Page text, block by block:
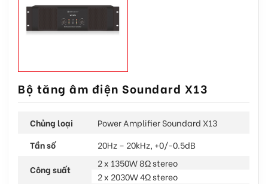
Bộ tăng âm điện Soundard X13
Chủng loại
Power Amplifier Soundard X13
Tần số
20Hz – 20kHz, +0/-0.5dB
Công suất
2 x 1350W 8Ω stereo
2 x 2030W 4Ω stereo